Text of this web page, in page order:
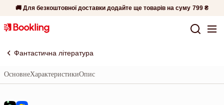
🚚 Для безкоштовної доставки додайте ще товарів на суму 799 ₴
Фантастична література
ОсновнеХарактеристикиОпис